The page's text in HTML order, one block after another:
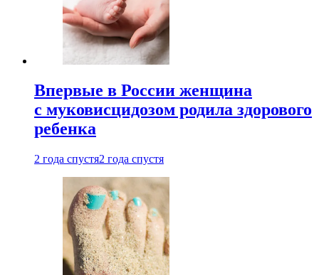
Впервые в России женщина
с муковисцидозом родила здорового
ребенка
2 года спустя2 года спустя